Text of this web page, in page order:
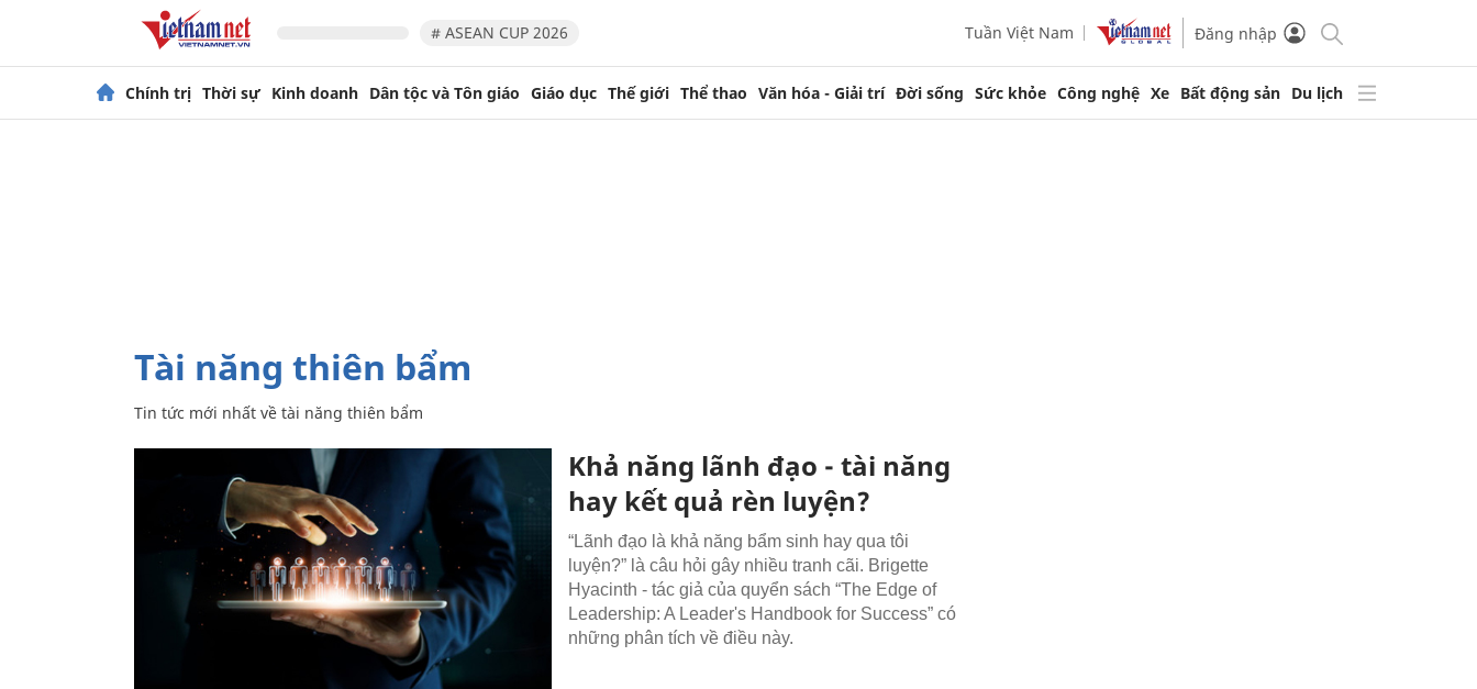
# ASEAN CUP 2026 Tuần Việt Nam Đăng nhập
Chính trị Thời sự Kinh doanh Dân tộc và Tôn giáo Giáo dục Thế giới Thể thao Văn hóa - Giải trí Đời sống Sức khỏe Công nghệ Xe Bất động sản Du lịch
tài năng thiên bẩm
Tin tức mới nhất về tài năng thiên bẩm
Khả năng lãnh đạo - tài năng
hay kết quả rèn luyện?
“Lãnh đạo là khả năng bẩm sinh hay qua tôi
luyện?” là câu hỏi gây nhiều tranh cãi. Brigette
Hyacinth - tác giả của quyển sách “The Edge of
Leadership: A Leader's Handbook for Success” có
những phân tích về điều này.